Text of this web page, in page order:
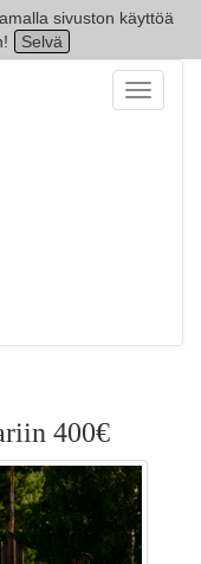
sivuston käyttöä
Selvä
Toggle
400€